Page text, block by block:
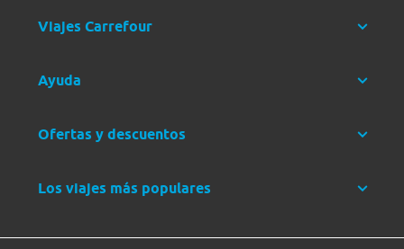
Viajes Carrefour
Ayuda
Ofertas y descuentos
Los viajes más populares